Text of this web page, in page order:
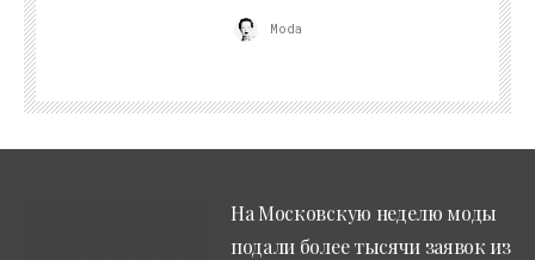
Moda
На Московскую неделю моды
подали более тысячи заявок из